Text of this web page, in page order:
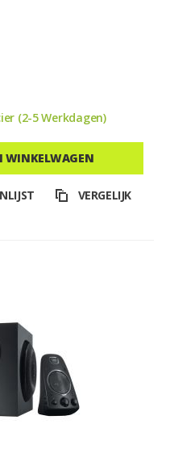
(2-5 Werkdagen)
WINKELWAGEN
VERGELIJK